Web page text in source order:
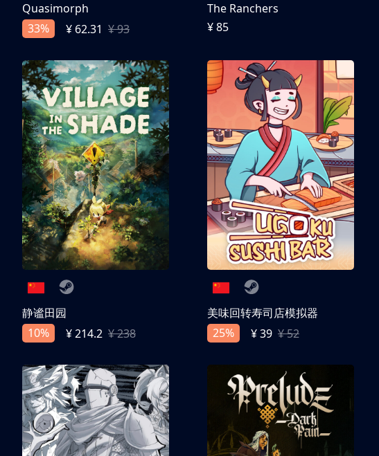
Quasimorph
33%
¥ 62.31 ¥ 93
The Ranchers
¥ 85
静谧田园
10%
¥ 214.2 ¥ 238
美味回转寿司店模拟器
25%
¥ 39 ¥ 52